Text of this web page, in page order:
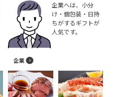
企業
企業へは、小分
け・個包装・日持
ちがするギフトが
人気です。